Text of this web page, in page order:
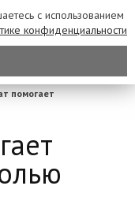
помогает
с использованием
конфиденциальности